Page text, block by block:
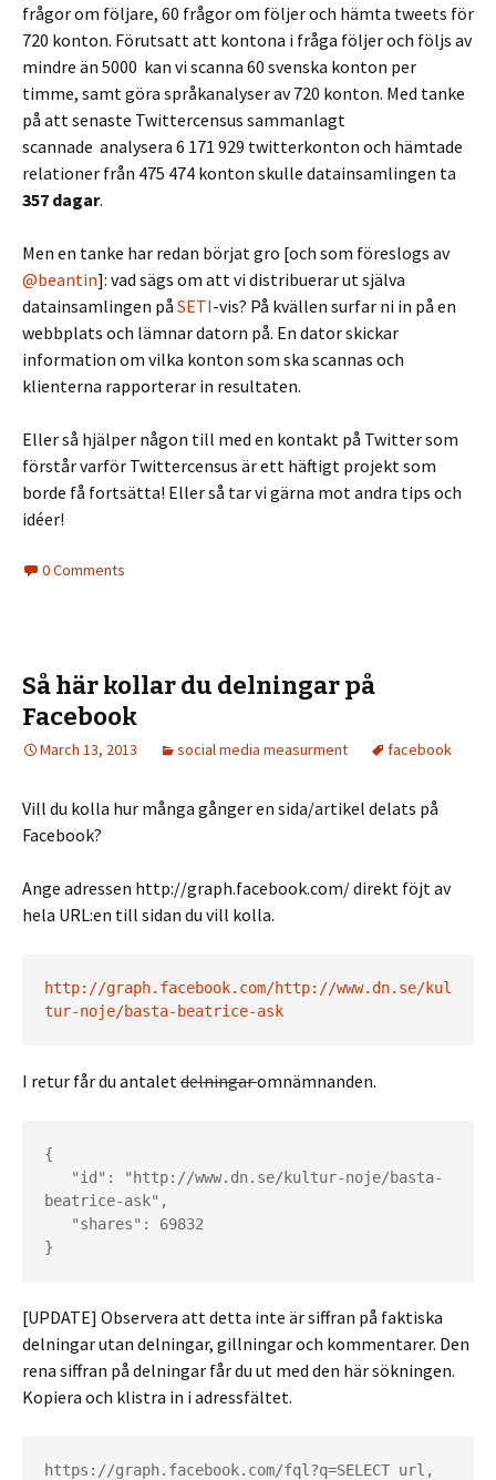
frågor om följare, 60 frågor om följer och hämta tweets för
720 konton. Förutsatt att kontona i fråga följer och följs av
mindre än 5000 kan vi scanna 60 svenska konton per
timme, samt göra språkanalyser av 720 konton. Med tanke
på att senaste Twittercensus sammanlagt
scannade analysera 6 171 929 twitterkonton och hämtade
relationer från 475 474 konton skulle datainsamlingen ta
357 dagar.
Men en tanke har redan börjat gro [och som föreslogs av
@beantin]: vad sägs om att vi distribuerar ut själva
datainsamlingen på SETI-vis? På kvällen surfar ni in på en
webbplats och lämnar datorn på. En dator skickar
information om vilka konton som ska scannas och
klienterna rapporterar in resultaten.
Eller så hjälper någon till med en kontakt på Twitter som
förstår varför Twittercensus är ett häftigt projekt som
borde få fortsätta! Eller så tar vi gärna mot andra tips och
idéer!
0 Comments
Så här kollar du delningar på
Facebook
March 13, 2013 social media measurment facebook
Vill du kolla hur många gånger en sida/artikel delats på
Facebook?
Ange adressen http://graph.facebook.com/ direkt föjt av
hela URL:en till sidan du vill kolla.
http://graph.facebook.com/http://www.dn.se/kul
tur-noje/basta-beatrice-ask
I retur får du antalet delningaromnämnanden.
{
beatrice-ask",
}
[UPDATE] Observera att detta inte är siffran på faktiska
delningar utan delningar, gillningar och kommentarer. Den
rena siffran på delningar får du ut med den här sökningen.
Kopiera och klistra in i adressfältet.
https://graph.facebook.com/fql?q=SELECT url,